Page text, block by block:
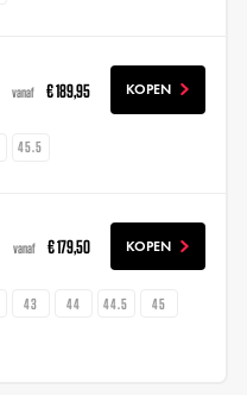
vanaf € 189,95 KOPEN
45.5
vanaf € 179,50 KOPEN
43 44 44.5
45